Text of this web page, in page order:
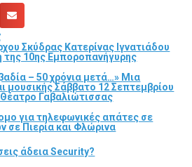
Σκύδρας Κατερίνας Ιγνατιάδου
της 10ης Εμποροπανήγυρης
– 50 χρόνια μετά…» Μια
μουσικής Σάββατο 12 Σεπτεμβρίου
Γαβαλιώτισσας
για τηλεφωνικές απάτες σε
σε Πιερία και Φλώρινα
άδεια Security?